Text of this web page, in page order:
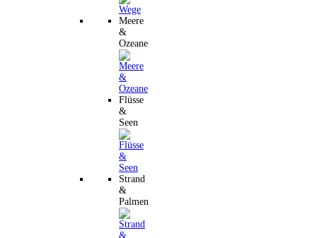
Meere
&
Ozeane
Flüsse
&
Seen
Strand
&
Palmen